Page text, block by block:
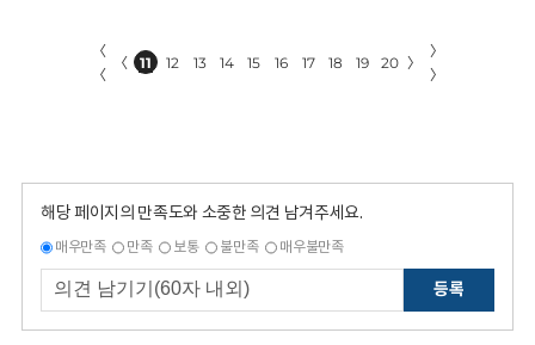
〈
〈
〈 11 12 13 14 15 16 17 18 19 20 〉
〉
〉
해당 페이지의 만족도와 소중한 의견 남겨주세요.
매우만족 만족 보통 불만족 매우불만족
등록